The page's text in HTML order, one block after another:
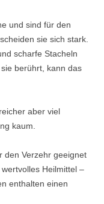
und sind für den
sie sich stark.
scharfe Stacheln
berührt, kann das
aber viel
kaum.
den Verzehr geeignet
Heilmittel –
enthalten einen